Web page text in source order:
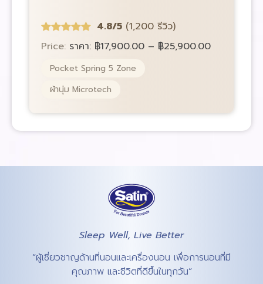
4.8/5 (1,200 รีวิว)
Price: ราคา: ฿17,900.00 – ฿25,900.00
Pocket Spring 5 Zone
ผ้านุ่ม Microtech
Sleep Well, Live Better
“ผู้เชี่ยวชาญด้านที่นอนและเครื่องนอน เพื่อการนอนที่มี
คุณภาพ และชีวิตที่ดีขึ้นในทุกวัน”